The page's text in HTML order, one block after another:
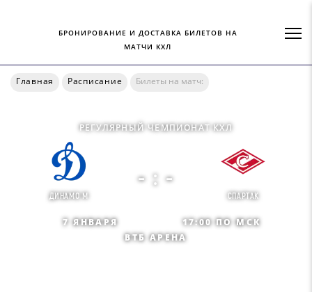
БРОНИРОВАНИЕ И ДОСТАВКА БИЛЕТОВ НА
МАТЧИ КХЛ
Главная Расписание Билеты на матч:
РЕГУЛЯРНЫЙ ЧЕМПИОНАТ КХЛ
ДИНАМО М
- : -
СПАРТАК
7 ЯНВАРЯ
17:00 ПО МСК
ВТБ АРЕНА